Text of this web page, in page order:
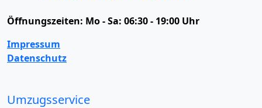
Öffnungszeiten: Mo - Sa: 06:30 - 19:00 Uhr
Impressum
Datenschutz
Umzugsservice